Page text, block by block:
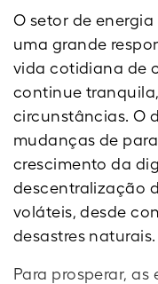
O setor de
uma grande
vida cotidiana de
continue
circunstâncias. O
mudanças de
crescimento da
descentralização
voláteis, desde
desastres naturais.
Para prosperar,